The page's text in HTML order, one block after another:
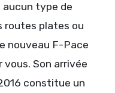
aucun type de
routes plates ou
nouveau F-Pace
Son arrivée
constitue un